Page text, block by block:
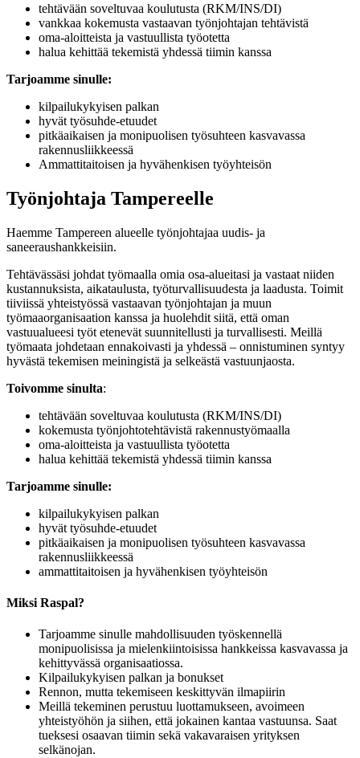
tehtävään soveltuvaa koulutusta (RKM/INS/DI)
vankkaa kokemusta vastaavan työnjohtajan tehtävistä
oma-aloitteista ja vastuullista työotetta
halua kehittää tekemistä yhdessä tiimin kanssa
Tarjoamme sinulle:
kilpailukykyisen palkan
hyvät työsuhde-etuudet
pitkäaikaisen ja monipuolisen työsuhteen kasvavassa
rakennusliikkeessä
Ammattitaitoisen ja hyvähenkisen työyhteisön
Työnjohtaja Tampereelle
Haemme Tampereen alueelle työnjohtajaa uudis- ja
saneeraushankkeisiin.
Tehtävässäsi johdat työmaalla omia osa-alueitasi ja vastaat niiden
kustannuksista, aikataulusta, työturvallisuudesta ja laadusta. Toimit
tiiviissä yhteistyössä vastaavan työnjohtajan ja muun
työmaaorganisaation kanssa ja huolehdit siitä, että oman
vastuualueesi työt etenevät suunnitellusti ja turvallisesti. Meillä
työmaata johdetaan ennakoivasti ja yhdessä – onnistuminen syntyy
hyvästä tekemisen meiningistä ja selkeästä vastuunjaosta.
Toivomme sinulta:
tehtävään soveltuvaa koulutusta (RKM/INS/DI)
kokemusta työnjohtotehtävistä rakennustyömaalla
oma-aloitteista ja vastuullista työotetta
halua kehittää tekemistä yhdessä tiimin kanssa
Tarjoamme sinulle:
kilpailukykyisen palkan
hyvät työsuhde-etuudet
pitkäaikaisen ja monipuolisen työsuhteen kasvavassa
rakennusliikkeessä
ammattitaitoisen ja hyvähenkisen työyhteisön
Miksi Raspal?
Tarjoamme sinulle mahdollisuuden työskennellä
monipuolisissa ja mielenkiintoisissa hankkeissa kasvavassa ja
kehittyvässä organisaatiossa.
Kilpailukykyisen palkan ja bonukset
Rennon, mutta tekemiseen keskittyvän ilmapiirin
Meillä tekeminen perustuu luottamukseen, avoimeen
yhteistyöhön ja siihen, että jokainen kantaa vastuunsa. Saat
tueksesi osaavan tiimin sekä vakavaraisen yrityksen
selkänojan.